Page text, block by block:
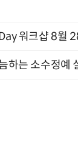
워크샵 8월
하는 소수정예